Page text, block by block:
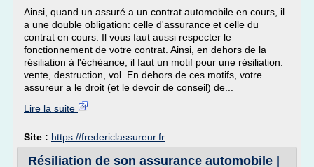
Ainsi, quand un assuré a un contrat automobile en cours, il
a une double obligation: celle d'assurance et celle du
contrat en cours. Il vous faut aussi respecter le
fonctionnement de votre contrat. Ainsi, en dehors de la
résiliation à l'échéance, il faut un motif pour une résiliation:
vente, destruction, vol. En dehors de ces motifs, votre
assureur a le droit (et le devoir de conseil) de...
Lire la suite
Site : https://fredericlassureur.fr
Résiliation de son assurance automobile |